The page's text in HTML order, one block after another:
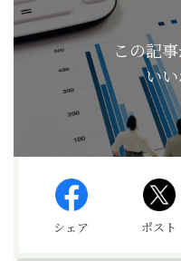
この記
い
シェア ポスト